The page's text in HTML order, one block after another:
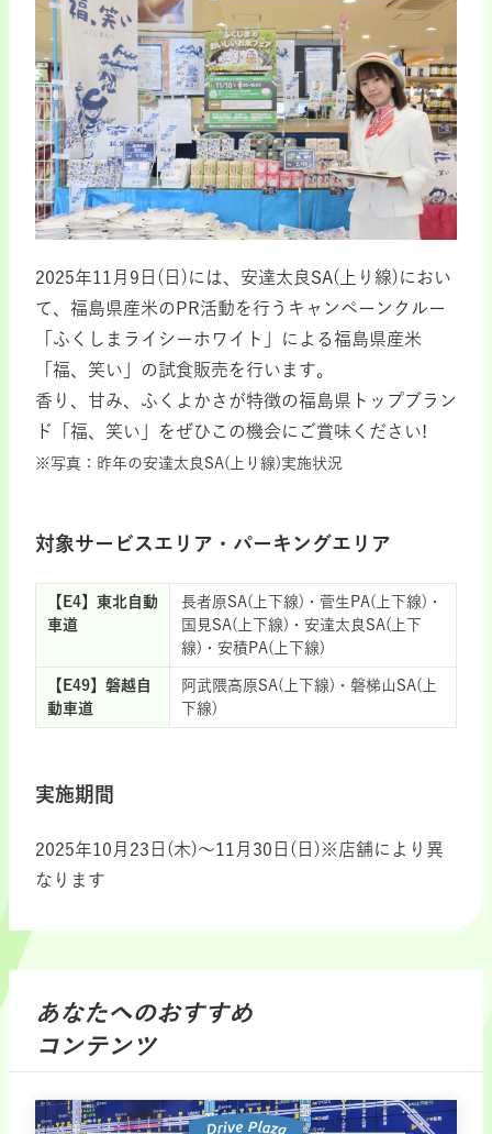
2025年11月9日(日)には、安達太良SA(上り線)におい
て、福島県産米のPR活動を行うキャンペーンクルー
「ふくしまライシーホワイト」による福島県産米
「福、笑い」の試食販売を行います。
香り、甘み、ふくよかさが特徴の福島県トップブラン
ド「福、笑い」をぜひこの機会にご賞味ください!
※写真：昨年の安達太良SA(上り線)実施状況
対象サービスエリア・パーキングエリア
【E4】東北自動
車道
長者原SA(上下線)・菅生PA(上下線)・
国見SA(上下線)・安達太良SA(上下
線)・安積PA(上下線)
【E49】磐越自
動車道
阿武隈高原SA(上下線)・磐梯山SA(上
下線)
実施期間
2025年10月23日(木)～11月30日(日)※店舗により異
なります
あなたへのおすすめ
コンテンツ